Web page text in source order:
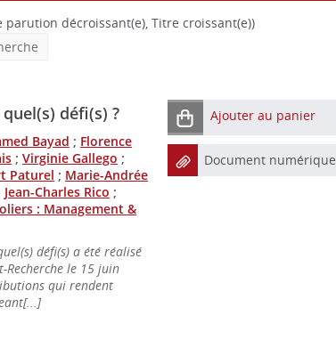
décroissant(e), Titre croissant(e))
défi(s) ?
Bayad ; Florence
; Virginie Gallego ;
Paturel ; Marie-Andrée
Jean-Charles Rico ;
: Management &
défi(s) a été réalisé
Recherche le 15 juin
qui rendent
Ajouter au panier
Document numérique